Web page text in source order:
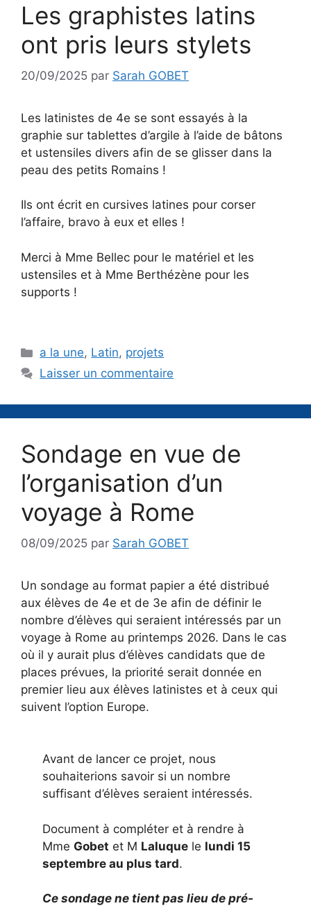
Les graphistes latins
ont pris leurs stylets
20/09/2025 par Sarah GOBET
Les latinistes de 4e se sont essayés à la
graphie sur tablettes d’argile à l’aide de bâtons
et ustensiles divers afin de se glisser dans la
peau des petits Romains !
Ils ont écrit en cursives latines pour corser
l’affaire, bravo à eux et elles !
Merci à Mme Bellec pour le matériel et les
ustensiles et à Mme Berthézène pour les
supports !
Catégories
a la une, Latin, projets
Laisser un commentaire
Sondage en vue de
l’organisation d’un
voyage à Rome
08/09/2025 par Sarah GOBET
Un sondage au format papier a été distribué
aux élèves de 4e et de 3e afin de définir le
nombre d’élèves qui seraient intéressés par un
voyage à Rome au printemps 2026. Dans le cas
où il y aurait plus d’élèves candidats que de
places prévues, la priorité serait donnée en
premier lieu aux élèves latinistes et à ceux qui
suivent l’option Europe.
Avant de lancer ce projet, nous
souhaiterions savoir si un nombre
suffisant d’élèves seraient intéressés.
Document à compléter et à rendre à
Mme Gobet et M Laluque le lundi 15
septembre au plus tard.
Ce sondage ne tient pas lieu de pré-